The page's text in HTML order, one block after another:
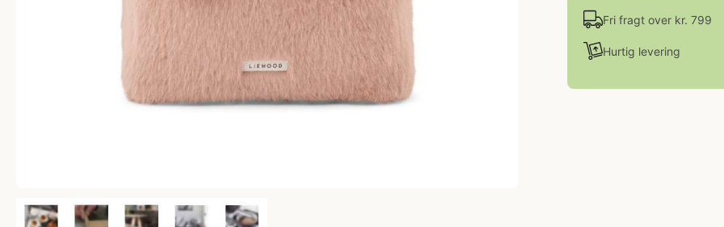
Fri fragt over kr. 799
Hurtig levering